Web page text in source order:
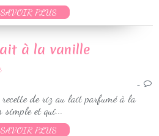
PLUS
à la vanille
…
recette de riz au lait parfumé à la
simple et qui...
PLUS